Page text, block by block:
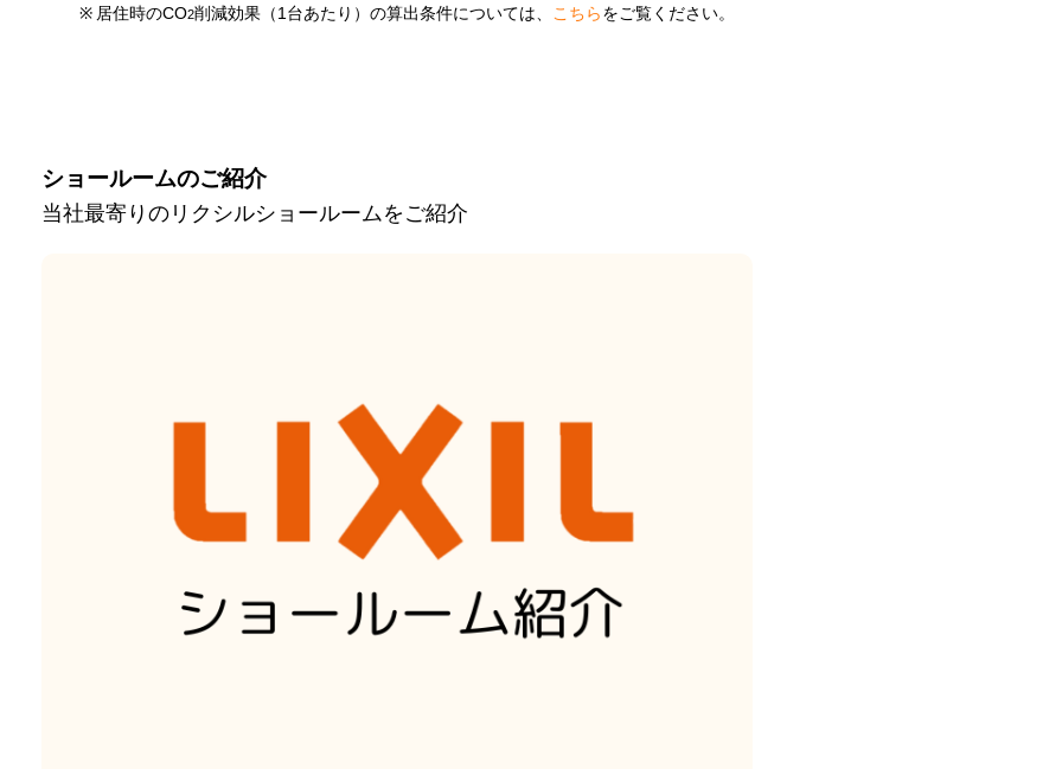
※ 居住時のCO2削減効果（1台あたり）の算出条件については、 こちら をご覧ください。
ショールームのご紹介
当社最寄りのリクシルショールームをご紹介